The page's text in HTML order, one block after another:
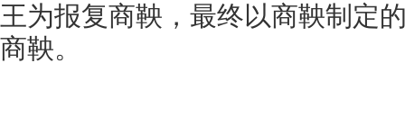
王为报复商鞅，最终以商鞅制定
商鞅。